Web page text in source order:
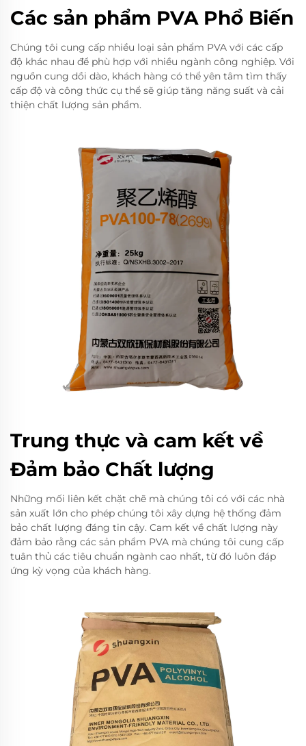
Các sản phẩm PVA Phổ Biến
Chúng tôi cung cấp nhiều loại sản phẩm PVA với các cấp
độ khác nhau để phù hợp với nhiều ngành công nghiệp. Với
nguồn cung dồi dào, khách hàng có thể yên tâm tìm thấy
cấp độ và công thức cụ thể sẽ giúp tăng năng suất và cải
thiện chất lượng sản phẩm.
Trung thực và cam kết về
Đảm bảo Chất lượng
Những mối liên kết chặt chẽ mà chúng tôi có với các nhà
sản xuất lớn cho phép chúng tôi xây dựng hệ thống đảm
bảo chất lượng đáng tin cậy. Cam kết về chất lượng này
đảm bảo rằng các sản phẩm PVA mà chúng tôi cung cấp
tuân thủ các tiêu chuẩn ngành cao nhất, từ đó luôn đáp
ứng kỳ vọng của khách hàng.